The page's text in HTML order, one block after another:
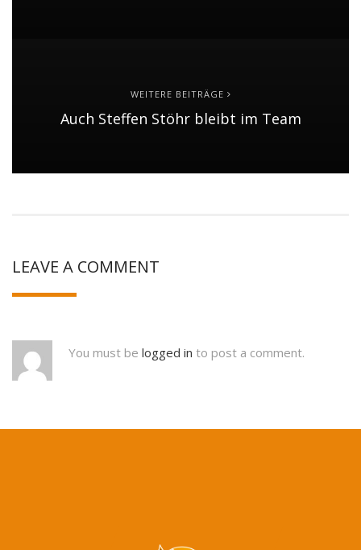
WEITERE BEITRÄGE
Auch Steffen Stöhr bleibt im Team
LEAVE A COMMENT
You must be logged in to post a comment.